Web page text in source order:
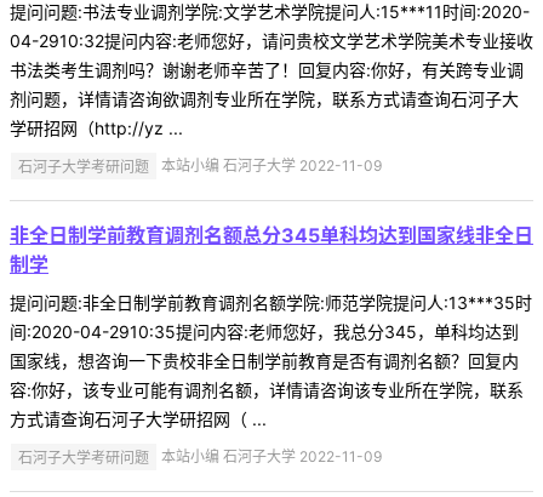
提问问题:书法专业调剂学院:文学艺术学院提问人:15***11时间:2020-
04-2910:32提问内容:老师您好，请问贵校文学艺术学院美术专业接收
书法类考生调剂吗？谢谢老师辛苦了！回复内容:你好，有关跨专业调
剂问题，详情请咨询欲调剂专业所在学院，联系方式请查询石河子大
学研招网（http://yz ...
石河子大学考研问题 本站小编 石河子大学 2022-11-09
非全日制学前教育调剂名额总分345单科均达到国家线非全日
制学
提问问题:非全日制学前教育调剂名额学院:师范学院提问人:13***35时
间:2020-04-2910:35提问内容:老师您好，我总分345，单科均达到
国家线，想咨询一下贵校非全日制学前教育是否有调剂名额？回复内
容:你好，该专业可能有调剂名额，详情请咨询该专业所在学院，联系
方式请查询石河子大学研招网（ ...
石河子大学考研问题 本站小编 石河子大学 2022-11-09